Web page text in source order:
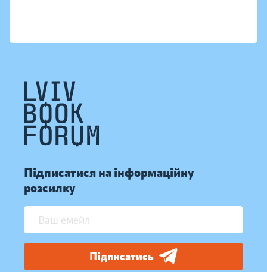
Підписатися на інформаційну
розсилку
Підписатись